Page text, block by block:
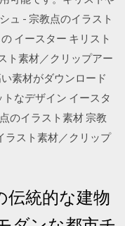
ュ - 宗教点のイラスト
イースター キリスト
ト素材／クリップアー
素材がダウンロード
なデザイン イースタ
のイラスト素材 宗教
ラスト素材／クリップ
伝統的な建物